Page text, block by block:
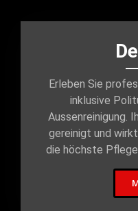
Erleben Sie
inklusive
Aussenreinigung.
gereinigt und
die höchste